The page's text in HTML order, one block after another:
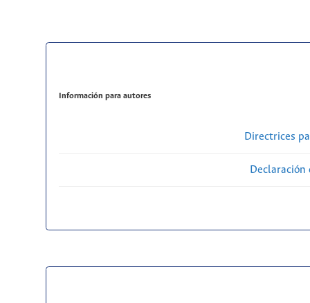
Información para autores
Directrices